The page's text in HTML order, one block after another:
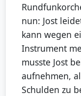
nun: Jost
kann wegen
Instrument
musste Jost
aufnehmen,
Schulden zu